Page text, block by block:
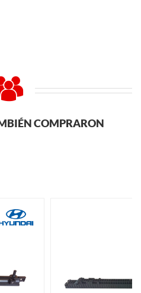
COMPRARON